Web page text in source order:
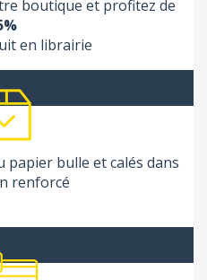
boutique et profitez de
en librairie
papier bulle et calés dans
renforcé